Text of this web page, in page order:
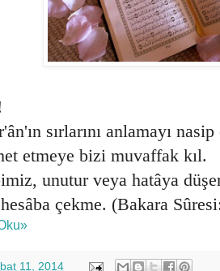
sırlarını anlamayı
etmeye bizi muvaffak kıl.
unutur veya hatâya
çekme. (Bakara
11, 2014